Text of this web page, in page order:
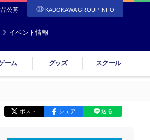
公募 KADOKAWA GROUP INFO
イベント情報
ーム グッズ スクール
ポスト シェア 送る